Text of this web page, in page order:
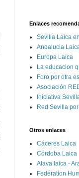
Enlaces
Sevilla Laica
Andalucia
Europa Laica
La educacion
Foro por otra
Asociación
Iniciativa
Red Sevilla
Otros enlaces
Cáceres Laica
Córdoba Laica
Alava laica -
Fedération